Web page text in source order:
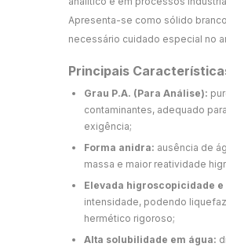
Apresenta-se como sólido
necessário cuidado especial no
Principais
Grau P.A. (Para Análise):
contaminantes, adequado
exigência;
Forma anidra: ausência de
massa e maior reatividade
Elevada higroscopicidade
intensidade, podendo
hermético rigoroso;
Alta solubilidade em água: